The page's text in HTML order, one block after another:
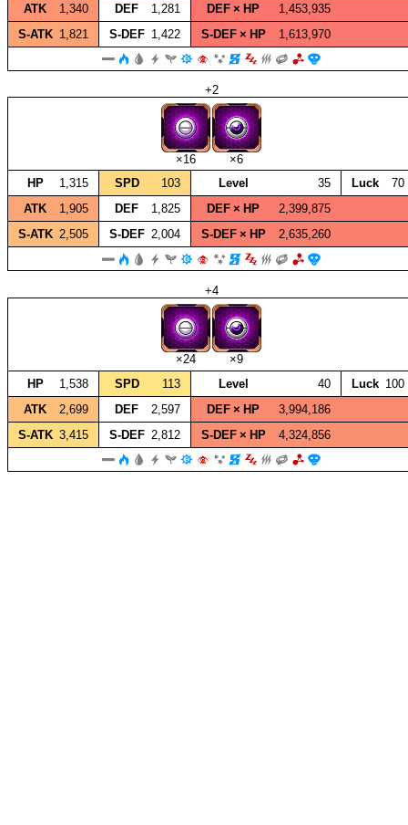
ATK
1,340 DEF 1,281 DEF × HP
1,453,935
S‑ATK 1,821 S‑DEF 1,422 S‑DEF × HP 1,613,970
+2
×16
×6
HP
1,315 SPD 103 Level 35 Luck
70
ATK
1,905 DEF 1,825 DEF × HP
2,399,875
S‑ATK 2,505 S‑DEF 2,004 S‑DEF × HP 2,635,260
+4
×24
×9
HP
1,538 SPD 113 Level 40 Luck 100
ATK
2,699 DEF 2,597 DEF × HP
3,994,186
S‑ATK 3,415 S‑DEF 2,812 S‑DEF × HP 4,324,856